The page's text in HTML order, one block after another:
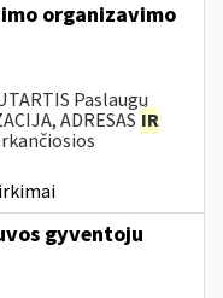
organizavimo
Paslaugų
ADRESAS IR
gyventoju